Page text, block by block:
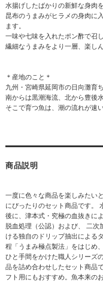
水揚げしたばかりの新鮮な身肉
昆布のうまみがヒラメの身肉に
ます。
一味や七味を入れたポン酢で召
繊細なうまみをより一層、楽し
＊産地のこと＊
九州・宮崎県延岡市の日向灘育ち
南からは黒潮海流、北から豊後
そこで育つ魚は、潮の流れが速
商品説明
一度に色々な商品を楽しみたい
にぴったりのセット商品です。
後に、津本式・究極の血抜きに
脱血処理（公認）および、 二次
ける独自のドリップ抽出による
程「うまみ極点製法」をはじめ
ひと手間をかけた職人シリーズ
品を詰め合わせしたセット商品
フト用にもおすすめ。魚本来の